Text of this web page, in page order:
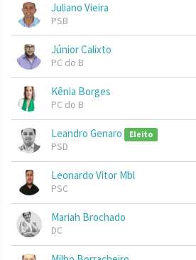
Juliano Vieira
PSB
Júnior Calixto
PC do B
Kênia Borges
PC do B
Leandro Genaro Eleito
PSD
Leonardo Vitor Mbl
PSC
Mariah Brochado
DC